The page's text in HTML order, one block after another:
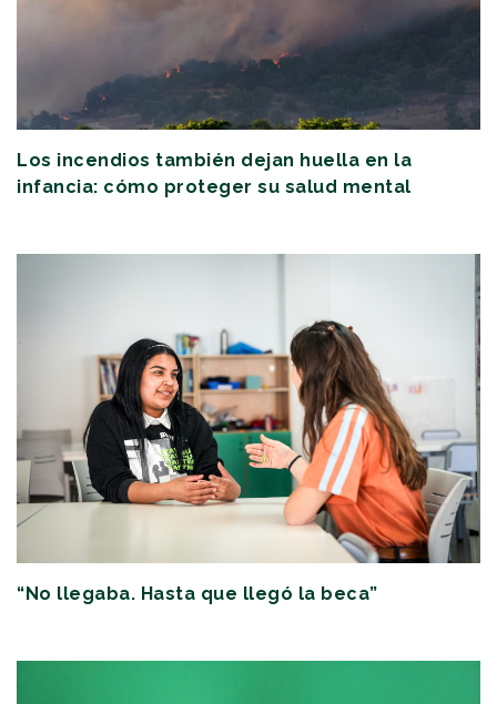
Los incendios también dejan huella en la
infancia: cómo proteger su salud mental
“No llegaba. Hasta que llegó la beca”